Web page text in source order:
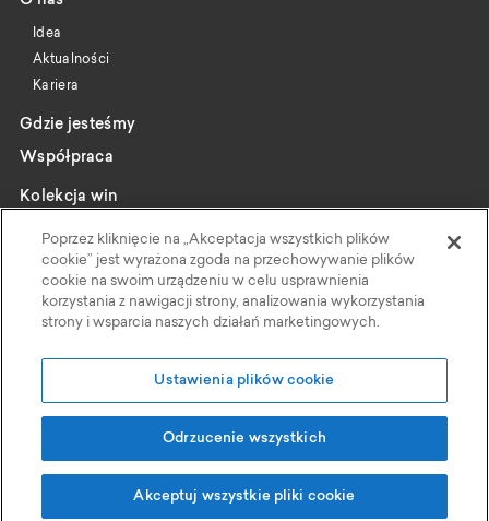
Idea
Aktualności
Kariera
Gdzie jesteśmy
Współpraca
Kolekcja win
Katalog
Wybrani producenci
Wine pairing
Kontakt
Polityka Prywatności
Grupa Eurocash, ul Wiśniowa 11, 62-052 Komorniki
Projekt i realizacja:
Poprzez kliknięcie na „Akceptacja wszystkich plików
cookie” jest wyrażona zgoda na przechowywanie plików
cookie na swoim urządzeniu w celu usprawnienia
korzystania z nawigacji strony, analizowania wykorzystania
strony i wsparcia naszych działań marketingowych.
Ustawienia plików cookie
Odrzucenie wszystkich
Akceptuj wszystkie pliki cookie